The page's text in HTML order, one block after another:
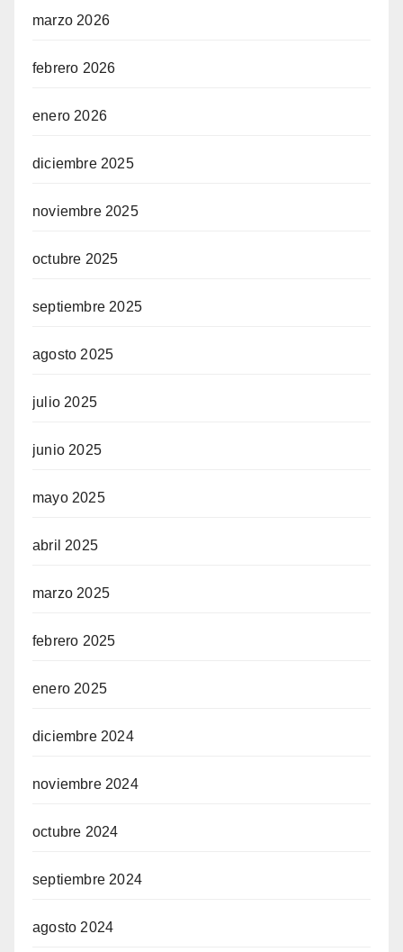
siteler
marzo 2026
febrero 2026
enero 2026
diciembre 2025
noviembre 2025
octubre 2025
septiembre 2025
agosto 2025
julio 2025
junio 2025
mayo 2025
abril 2025
marzo 2025
febrero 2025
enero 2025
diciembre 2024
noviembre 2024
octubre 2024
septiembre 2024
agosto 2024